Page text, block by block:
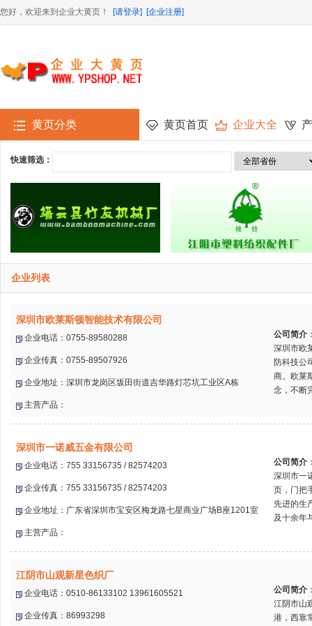
您好，欢迎来到企业大黄页！ [请登录] [企业注册]
黄页分类 黄页首页 企业大全
快速筛选：
企业列表
深圳市欧莱斯顿智能技术有限公司
企业电话：0755-89580288
企业传真：0755-89507926
企业地址：深圳市龙岗区坂田街道吉华路灯芯坑工业区A栋
主营产品：
公司简介
深圳市欧
防科技公
商。欧莱
念，不断
深圳市一诺威五金有限公司
企业电话：755 33156735 / 82574203
企业传真：755 33156735 / 82574203
企业地址：广东省深圳市宝安区梅龙路七星商业广场B座1201室
主营产品：
公司简介
深圳市一
页，门把
先进的生
及十余年
江阴市山观新星色织厂
企业电话：0510-86133102 13961605521
企业传真：86993298
公司简介
江阴市山
港，西靠